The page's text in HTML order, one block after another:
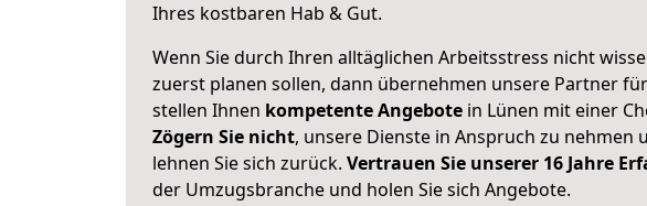
Ihres kostbaren Hab & Gut.
Wenn Sie durch Ihren alltäglichen Arbeitsstress nicht
zuerst planen sollen, dann übernehmen unsere Partner
stellen Ihnen kompetente Angebote in Lünen mit einer
Zögern Sie nicht, unsere Dienste in Anspruch zu nehmen
lehnen Sie sich zurück. Vertrauen Sie unserer 16 Jahre
der Umzugsbranche und holen Sie sich Angebote.